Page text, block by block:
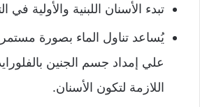
تبدء الأسنان اللبنية والأولية في
يُساعد تناول الماء بصورة مستمرة
علي إمداد جسم الجنين
اللازمة لتكون الأسنان.